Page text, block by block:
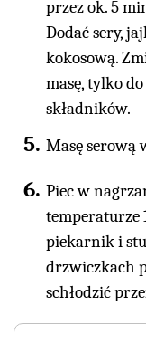
przez ok. 5
Dodać sery,
kokosową.
masę, tylko
składników.
Masę serową
Piec w
temperaturze
piekarnik i
drzwiczkach
schłodzić